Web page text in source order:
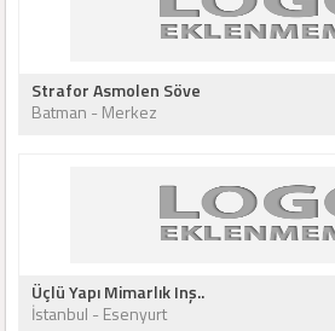
Strafor Asmolen Söve
Batman - Merkez
Üçlü Yapı Mimarlık Inş..
İstanbul - Esenyurt